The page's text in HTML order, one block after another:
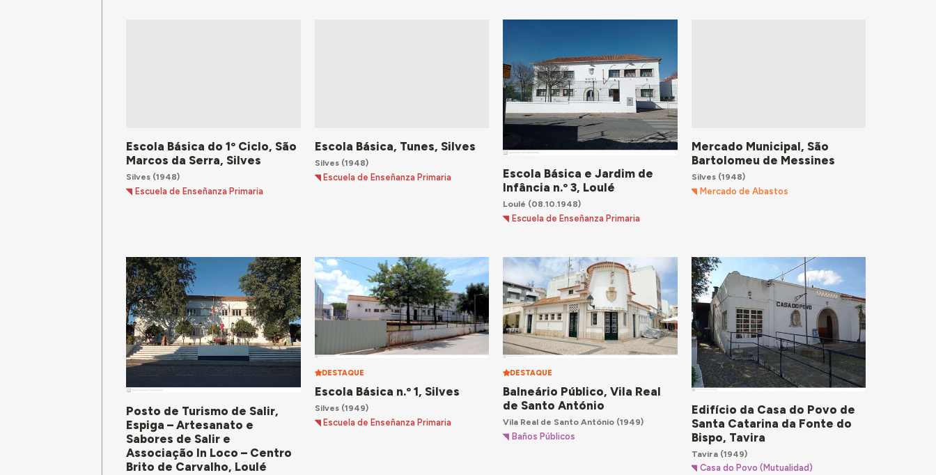
Escola Básica do 1º Ciclo, São
Marcos da Serra, Silves
Silves (1948)
Escuela de Enseñanza Primaria
Escola Básica, Tunes, Silves
Silves(1948)
Escuela de Enseñanza Primaria
Escola Básica e Jardim de
Infância n.º 3, Loulé
Loulé (08.10.1948)
Escuela de Enseñanza Primaria
Mercado Municipal, São
Bartolomeu de Messines
Silves(1948)
Mercado de Abastos
Posto de Turismo de Salir,
Espiga – Artesanato e
Sabores de Salir e
Associação In Loco – Centro
Brito de Carvalho, Loulé
DESTAQUE
Escola Básica n.º 1, Silves
Silves(1949)
Escuela de Enseñanza Primaria
DESTAQUE
Balneário Público, Vila Real
de Santo António
Vila Real de Santo António (1949)
Baños Públicos
Edifício da Casa do Povo de
Santa Catarina da Fonte do
Bispo, Tavira
Tavira(1949)
Casa do Povo (Mutualidad)